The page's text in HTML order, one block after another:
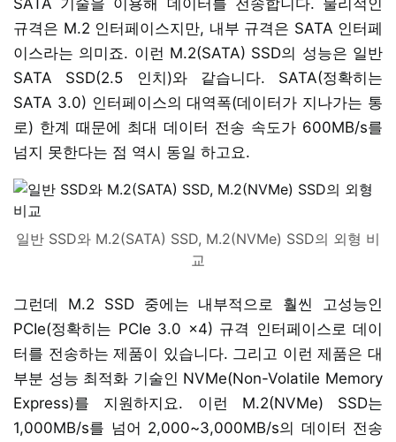
규격은 M.2 인터페이스지만, 내부 규격은 SATA 인터페
이스라는 의미죠. 이런 M.2(SATA) SSD의 성능은 일반
SATA SSD(2.5 인치)와 같습니다. SATA(정확히는
SATA 3.0) 인터페이스의 대역폭(데이터가 지나가는 통
로) 한계 때문에 최대 데이터 전송 속도가 600MB/s를
넘지 못한다는 점 역시 동일 하고요.
일반 SSD와 M.2(SATA) SSD, M.2(NVMe) SSD의 외형 비
교
그런데 M.2 SSD 중에는 내부적으로 훨씬 고성능인
PCIe(정확히는 PCIe 3.0 x4) 규격 인터페이스로 데이
터를 전송하는 제품이 있습니다. 그리고 이런 제품은 대
부분 성능 최적화 기술인 NVMe(Non-Volatile Memory
Express)를 지원하지요. 이런 M.2(NVMe) SSD는
1,000MB/s를 넘어 2,000~3,000MB/s의 데이터 전송